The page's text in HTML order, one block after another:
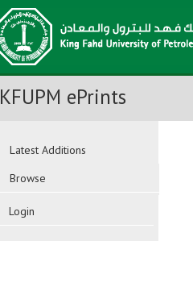
KFUPM ePrints
Latest Additions
Browse
Login